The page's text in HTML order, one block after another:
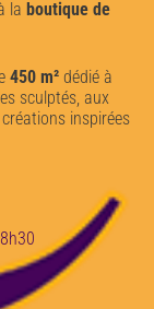
la boutique de
450 m² dédié à
sculptés, aux
inspirées